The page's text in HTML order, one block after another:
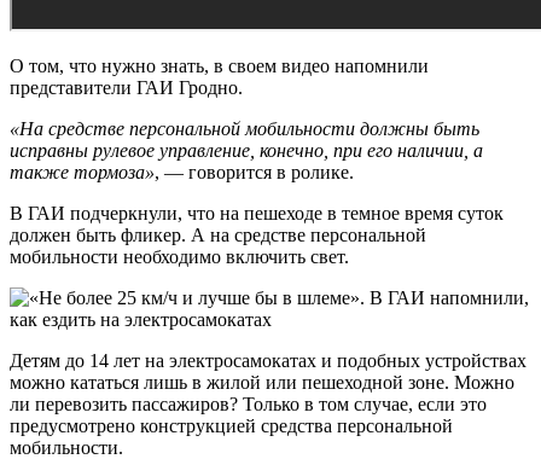
О том, что нужно знать, в своем видео напомнили
представители ГАИ Гродно.
«На средстве персональной мобильности должны быть
исправны рулевое управление, конечно, при его наличии, а
также тормоза», — говорится в ролике.
В ГАИ подчеркнули, что на пешеходе в темное время суток
должен быть фликер. А на средстве персональной
мобильности необходимо включить свет.
Детям до 14 лет на электросамокатах и подобных устройствах
можно кататься лишь в жилой или пешеходной зоне. Можно
ли перевозить пассажиров? Только в том случае, если это
предусмотрено конструкцией средства персональной
мобильности.